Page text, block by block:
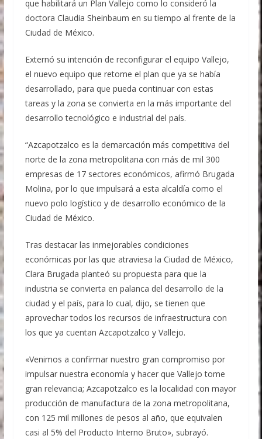
que habilitará un Plan Vallejo como lo consideró la
doctora Claudia Sheinbaum en su tiempo al frente de la
Ciudad de México.
Externó su intención de reconfigurar el equipo Vallejo,
el nuevo equipo que retome el plan que ya se había
desarrollado, para que pueda continuar con estas
tareas y la zona se convierta en la más importante del
desarrollo tecnológico e industrial del país.
“Azcapotzalco es la demarcación más competitiva del
norte de la zona metropolitana con más de mil 300
empresas de 17 sectores económicos, afirmó Brugada
Molina, por lo que impulsará a esta alcaldía como el
nuevo polo logístico y de desarrollo económico de la
Ciudad de México.
Tras destacar las inmejorables condiciones
económicas por las que atraviesa la Ciudad de México,
Clara Brugada planteó su propuesta para que la
industria se convierta en palanca del desarrollo de la
ciudad y el país, para lo cual, dijo, se tienen que
aprovechar todos los recursos de infraestructura con
los que ya cuentan Azcapotzalco y Vallejo.
«Venimos a confirmar nuestro gran compromiso por
impulsar nuestra economía y hacer que Vallejo tome
gran relevancia; Azcapotzalco es la localidad con mayor
producción de manufactura de la zona metropolitana,
con 125 mil millones de pesos al año, que equivalen
casi al 5% del Producto Interno Bruto», subrayó.